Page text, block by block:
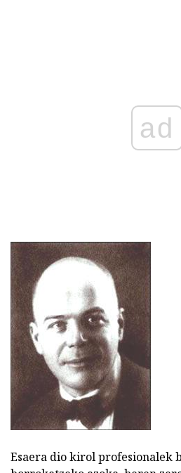
ad
Esaera dio kirol profesionalek